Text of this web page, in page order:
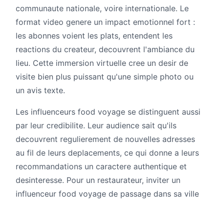
communaute nationale, voire internationale. Le
format video genere un impact emotionnel fort :
les abonnes voient les plats, entendent les
reactions du createur, decouvrent l'ambiance du
lieu. Cette immersion virtuelle cree un desir de
visite bien plus puissant qu'une simple photo ou
un avis texte.
Les influenceurs food voyage se distinguent aussi
par leur credibilite. Leur audience sait qu'ils
decouvrent regulierement de nouvelles adresses
au fil de leurs deplacements, ce qui donne a leurs
recommandations un caractere authentique et
desinteresse. Pour un restaurateur, inviter un
influenceur food voyage de passage dans sa ville